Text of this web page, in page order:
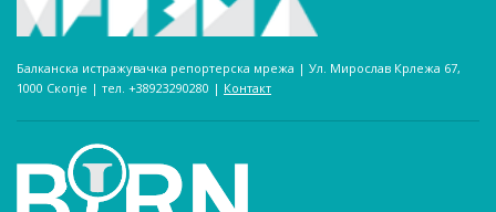
Балканска истражувачка репортерска мрежа | Ул. Мирослав Крлежа 67,
1000 Скопје | тел. +38923290280­ | Контакт